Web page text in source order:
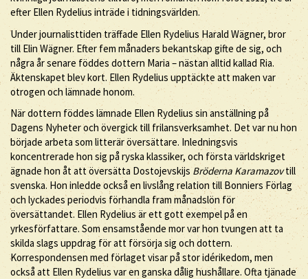
efter Ellen Rydelius inträde i tidningsvärlden.
Under journalisttiden träffade Ellen Rydelius Harald Wägner, bror
till Elin Wägner. Efter fem månaders bekantskap gifte de sig, och
några år senare föddes dottern Maria – nästan alltid kallad Ria.
Äktenskapet blev kort. Ellen Rydelius upptäckte att maken var
otrogen och lämnade honom.
När dottern föddes lämnade Ellen Rydelius sin anställning på
Dagens Nyheter och övergick till frilansverksamhet. Det var nu hon
började arbeta som litterär översättare. Inledningsvis
koncentrerade hon sig på ryska klassiker, och första världskriget
ägnade hon åt att översätta Dostojevskijs Bröderna Karamazovtill
svenska. Hon inledde också en livslång relation till Bonniers Förlag
och lyckades periodvis förhandla fram månadslön för
översättandet. Ellen Rydelius är ett gott exempel på en
yrkesförfattare. Som ensamstående mor var hon tvungen att ta
skilda slags uppdrag för att försörja sig och dottern.
Korrespondensen med förlaget visar på stor idérikedom, men
också att Ellen Rydelius var en ganska dålig hushållare. Ofta tjänade